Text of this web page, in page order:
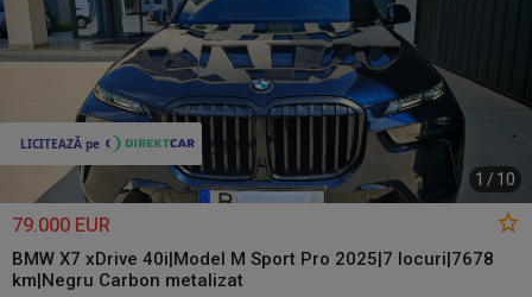
1 / 10
79.000 EUR
BMW X7 xDrive 40i|Model M Sport Pro 2025|7 locuri|7678
km|Negru Carbon metalizat